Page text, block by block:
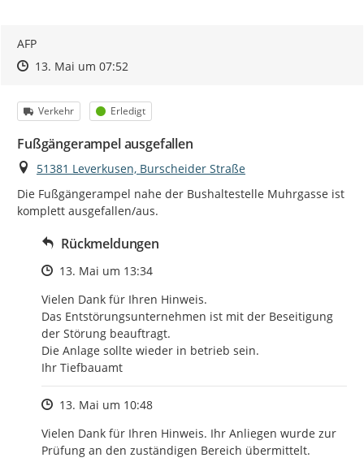
AFP
Zeitpunkt des Erstellens
Zeitpunkt des Erstellens
13. Mai um 07:52Zur Äußerung
Kategorie
Verkehr Status
Erledigt
Fußgängerampel ausgefallen
Ort
51381 Leverkusen, Burscheider Straße
Die Fußgängerampel nahe der Bushaltestelle Muhrgasse ist
komplett ausgefallen/aus.
Rückmeldungen
Zeitpunkt des Erstellens
13. Mai um 13:34
Vielen Dank für Ihren Hinweis.
Das Entstörungsunternehmen ist mit der Beseitigung
der Störung beauftragt.
Die Anlage sollte wieder in betrieb sein.
Ihr Tiefbauamt
Zeitpunkt des Erstellens
13. Mai um 10:48
Vielen Dank für Ihren Hinweis. Ihr Anliegen wurde zur
Prüfung an den zuständigen Bereich übermittelt.